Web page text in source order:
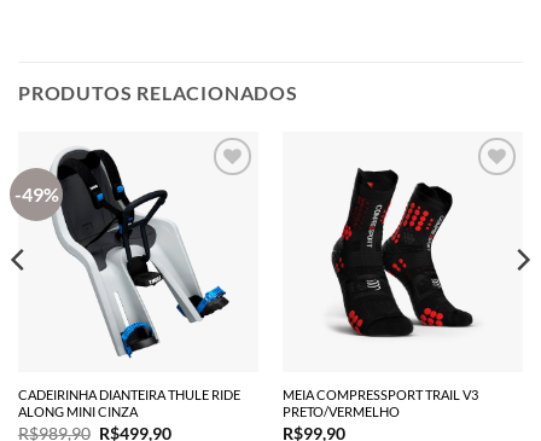
PRODUTOS RELACIONADOS
-49%
CADEIRINHA DIANTEIRA THULE RIDE
ALONG MINI CINZA
R$989,90 O
R$499,90O
MEIA COMPRESSPORT TRAIL V3
PRETO/VERMELHO
R$99,90